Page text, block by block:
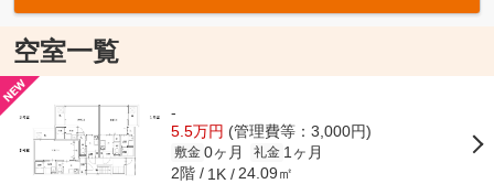
空室一覧
-
5.5万円 (管理費等：3,000円)
敷金 0ヶ月 礼金 1ヶ月
2階 1K 24.09㎡